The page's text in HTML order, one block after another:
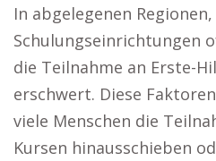
In abgelegenen
Schulungseinrichtungen
die Teilnahme an Erste-
erschwert. Diese
viele Menschen die
Kursen hinausschieben